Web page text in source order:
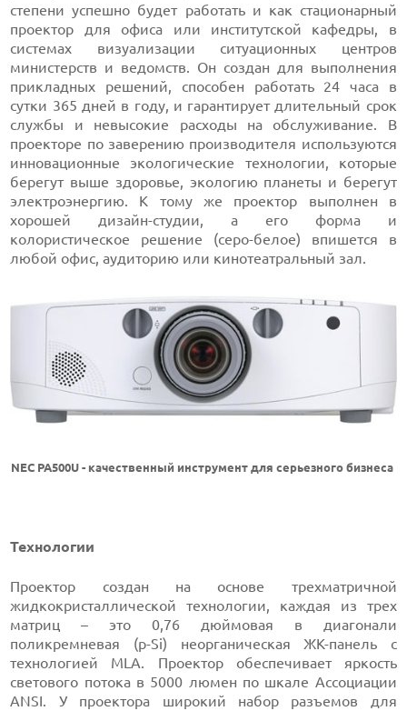
степени успешно будет работать и как стационарный
проектор для офиса или институтской кафедры, в
системах визуализации ситуационных центров
министерств и ведомств. Он создан для выполнения
прикладных решений, способен работать 24 часа в
сутки 365 дней в году, и гарантирует длительный срок
службы и невысокие расходы на обслуживание. В
проекторе по заверению производителя используются
инновационные экологические технологии, которые
берегут выше здоровье, экологию планеты и берегут
электроэнергию. К тому же проектор выполнен в
хорошей дизайн-студии, а его форма и
колористическое решение (серо-белое) впишется в
любой офис, аудиторию или кинотеатральный зал.
NEC PA500U - качественный инструмент для серьезного бизнеса
Технологии
Проектор создан на основе трехматричной
жидкокристаллической технологии, каждая из трех
матриц – это 0,76 дюймовая в диагонали
поликремневая (p-Si) неорганическая ЖК-панель с
технологией MLA. Проектор обеспечивает яркость
светового потока в 5000 люмен по шкале Ассоциации
ANSI. У проектора широкий набор разъемов для